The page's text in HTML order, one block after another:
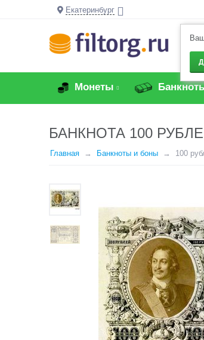
Екатеринбург
Монеты
БАНКНОТА 100
Главная Банкноты и боны 100